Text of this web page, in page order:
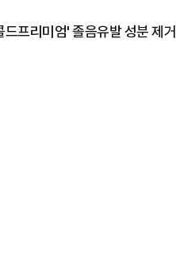
프리미엄' 졸음유발 성분 제거